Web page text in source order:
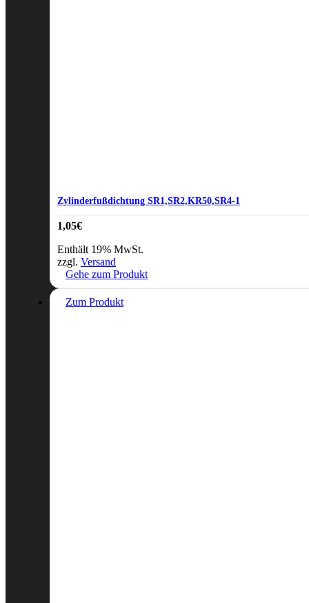
Zylinderfußdichtung SR1,SR2,KR50,SR4-1
1,05€
Enthält 19% MwSt.
zzgl. Versand
Gehe zum Produkt
Zum Produkt